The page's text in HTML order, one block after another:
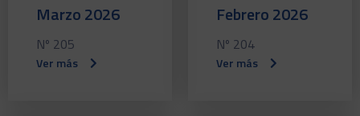
Marzo 2026
Nº 205
Ver más
Febrero 2026
Nº 204
Ver más